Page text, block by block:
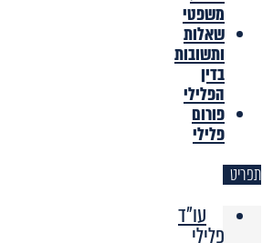
משפטי
שאלות
ותשובות
בדין
הפלילי
פורום
פלילי
תפריט
עו"ד
פלילי